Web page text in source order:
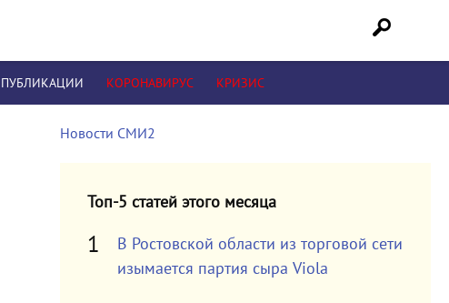
ПУБЛИКАЦИИ КОРОНАВИРУС КРИЗИС
Новости СМИ2
Топ-5 статей этого месяца
В Ростовской области из торговой сети
изымается партия сыра Viola